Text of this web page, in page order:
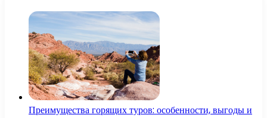
Преимущества горящих туров: особенности, выгоды и